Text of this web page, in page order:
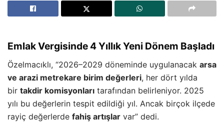
Emlak Vergisinde 4 Yıllık Yeni Dönem Başladı
Özelmacıklı, “2026–2029 döneminde uygulanacak arsa
ve arazi metrekare birim değerleri, her dört yılda
bir takdir komisyonları tarafından belirleniyor. 2025
yılı bu değerlerin tespit edildiği yıl. Ancak birçok ilçede
rayiç değerlerde fahiş artışlar var” dedi.